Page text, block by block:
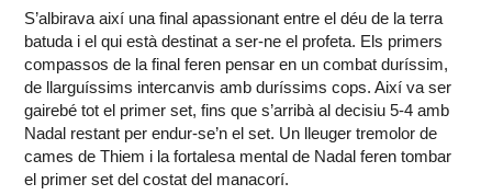
S’albirava així una final apassionant entre el déu de la terra
batuda i el qui està destinat a ser-ne el profeta. Els primers
compassos de la final feren pensar en un combat duríssim,
de llarguíssims intercanvis amb duríssims cops. Així va ser
gairebé tot el primer set, fins que s’arribà al decisiu 5-4 amb
Nadal restant per endur-se’n el set. Un lleuger tremolor de
cames de Thiem i la fortalesa mental de Nadal feren tombar
el primer set del costat del manacorí.